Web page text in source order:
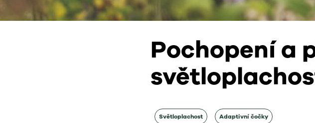
Pochopení a
Světloplachost Adaptivní čočky